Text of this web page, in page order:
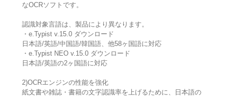
なOCRソフトです。
認識対象言語は、製品により異なります。
・e.Typist v.15.0 ダウンロード
日本語/英語/中国語/韓国語、他58ヶ国語に対応
・e.Typist NEO v.15.0 ダウンロード
日本語/英語の2ヶ国語に対応
2)OCRエンジンの性能を強化
紙文書や雑誌・書籍の文字認識率を上げるために、日本語の